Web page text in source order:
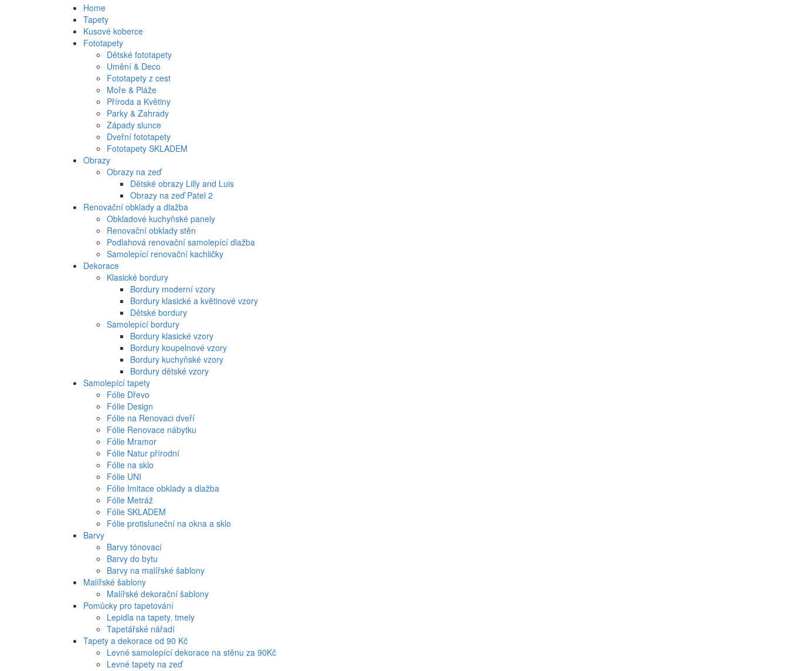
Home
Tapety
Kusové koberce
Fototapety
Dětské fototapety
Umění & Deco
Fototapety z cest
Moře & Pláže
Příroda a Květiny
Parky & Zahrady
Západy slunce
Dveřní fototapety
Fototapety SKLADEM
Obrazy
Obrazy na zeď
Dětské obrazy Lilly and Luis
Obrazy na zeď Patel 2
Renovační obklady a dlažba
Obkladové kuchyňské panely
Renovační obklady stěn
Podlahová renovační samolepící dlažba
Samolepící renovační kachličky
Dekorace
Klasické bordury
Bordury moderní vzory
Bordury klasické a květinové vzory
Dětské bordury
Samolepící bordury
Bordury klasické vzory
Bordury koupelnové vzory
Bordury kuchyňské vzory
Bordury dětské vzory
Samolepící tapety
Fólie Dřevo
Fólie Design
Fólie na Renovaci dveří
Fólie Renovace nábytku
Fólie Mramor
Fólie Natur přírodní
Fólie na sklo
Fólie UNI
Fólie Imitace obklady a dlažba
Fólie Metráž
Fólie SKLADEM
Fólie protisluneční na okna a sklo
Barvy
Barvy tónovací
Barvy do bytu
Barvy na malířské šablony
Malířské šablony
Malířské dekorační šablony
Pomůcky pro tapetování
Lepidla na tapety, tmely
Tapetářské nářadí
Tapety a dekorace od 90 Kč
Levné samolepící dekorace na stěnu za 90Kč
Levné tapety na zeď